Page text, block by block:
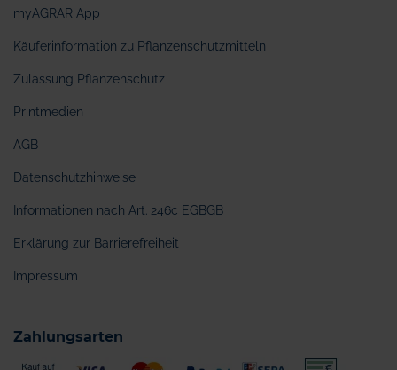
myAGRAR App
Käuferinformation zu Pflanzenschutzmitteln
Zulassung Pflanzenschutz
Printmedien
AGB
Datenschutzhinweise
Informationen nach Art. 246c EGBGB
Erklärung zur Barrierefreiheit
Impressum
Zahlungsarten